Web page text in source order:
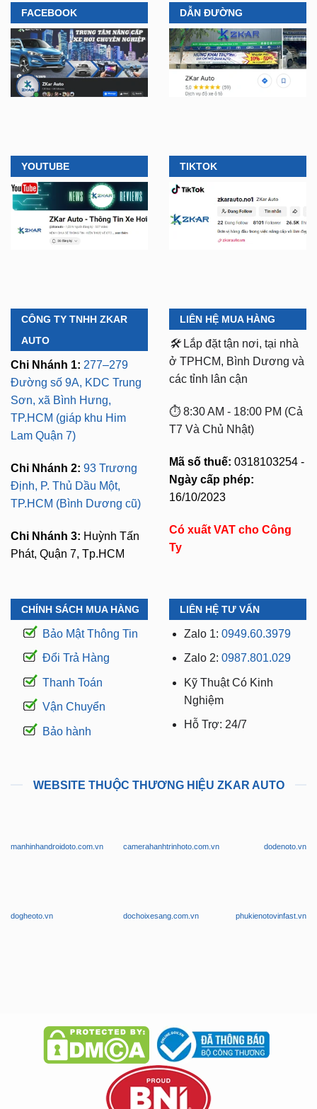
FACEBOOK DẪN ĐƯỜNG
YOUTUBE TIKTOK
CÔNG TY TNHH ZKAR
AUTO
Chi Nhánh 1: 277–279
Đường số 9A, KDC Trung
Sơn, xã Bình Hưng,
TP.HCM (giáp khu Him
Lam Quận 7)
Chi Nhánh 2: 93 Trương
Định, P. Thủ Dầu Một,
TP.HCM (Bình Dương cũ)
Chi Nhánh 3: Huỳnh Tấn
Phát, Quận 7, Tp.HCM
LIÊN HỆ MUA HÀNG
🛠️ Lắp đặt tận nơi, tại nhà
ở TPHCM, Bình Dương và
các tỉnh lân cận
⏱️ 8:30 AM - 18:00 PM (Cả
T7 Và Chủ Nhật)
Mã số thuế: 0318103254 -
Ngày cấp phép:
16/10/2023
Có xuất VAT cho Công
Ty
CHÍNH SÁCH MUA HÀNG
Bảo Mật Thông Tin
Đổi Trả Hàng
Thanh Toán
Vận Chuyển
Bảo hành
LIÊN HỆ TƯ VẤN
Zalo 1: 0949.60.3979
Zalo 2: 0987.801.029
Kỹ Thuật Có Kinh
Nghiệm
Hỗ Trợ: 24/7
WEBSITE THUỘC THƯƠNG HIỆU ZKAR AUTO
manhinhandroidoto.com.vn camerahanhtrinhoto.com.vn dodenoto.vn
dogheoto.vn dochoixesang.com.vn phukienotovinfast.vn